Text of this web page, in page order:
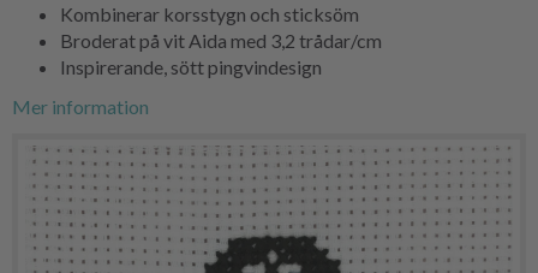
Kombinerar korsstygn och sticksöm
Broderat på vit Aida med 3,2 trådar/cm
Inspirerande, sött pingvindesign
Mer information